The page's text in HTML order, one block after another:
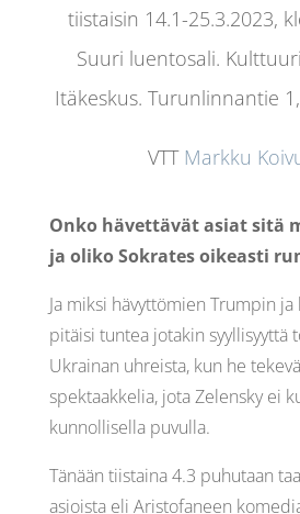
tiistaisin 14.1-25.3.2023,
Suuri luentosali.
Itäkeskus.Turunlinnantie
VTT Markku
Onko hävettävät asiat sitä
ja oliko Sokrates oikeasti
Ja miksi hävyttömien Trumpin
pitäisi tuntea jotakin syyllisyyttä
Ukrainan uhreista, kun he
spektaakkelia, jota Zelensky ei
kunnollisella puvulla.
Tänään tiistaina 4.3 puhutaan
asioista eli Aristofaneen